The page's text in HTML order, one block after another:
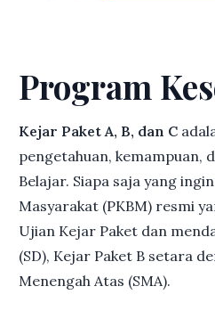
Program
Kejar Paket A, B, dan C
pengetahuan, kemampuan,
Belajar. Siapa saja yang
Masyarakat (PKBM) resmi
Ujian Kejar Paket dan
(SD), Kejar Paket B setara
Menengah Atas (SMA).